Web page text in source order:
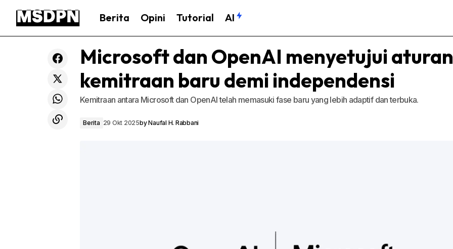
Berita Opini Tutorial AI
Microsoft dan OpenAI menyetujui aturan
kemitraan baru demi independensi
Kemitraan antara Microsoft dan OpenAI telah memasuki fase baru yang lebih adaptif dan terbuka.
Berita 29 Okt 2025byNaufal H. Rabbani